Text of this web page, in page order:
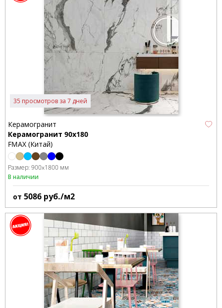
35 просмотров за 7 дней
Керамогранит
Керамогранит 90x180
FMAX (Китай)
Размер: 900x1800 мм
В наличии
от 5086 руб./м2